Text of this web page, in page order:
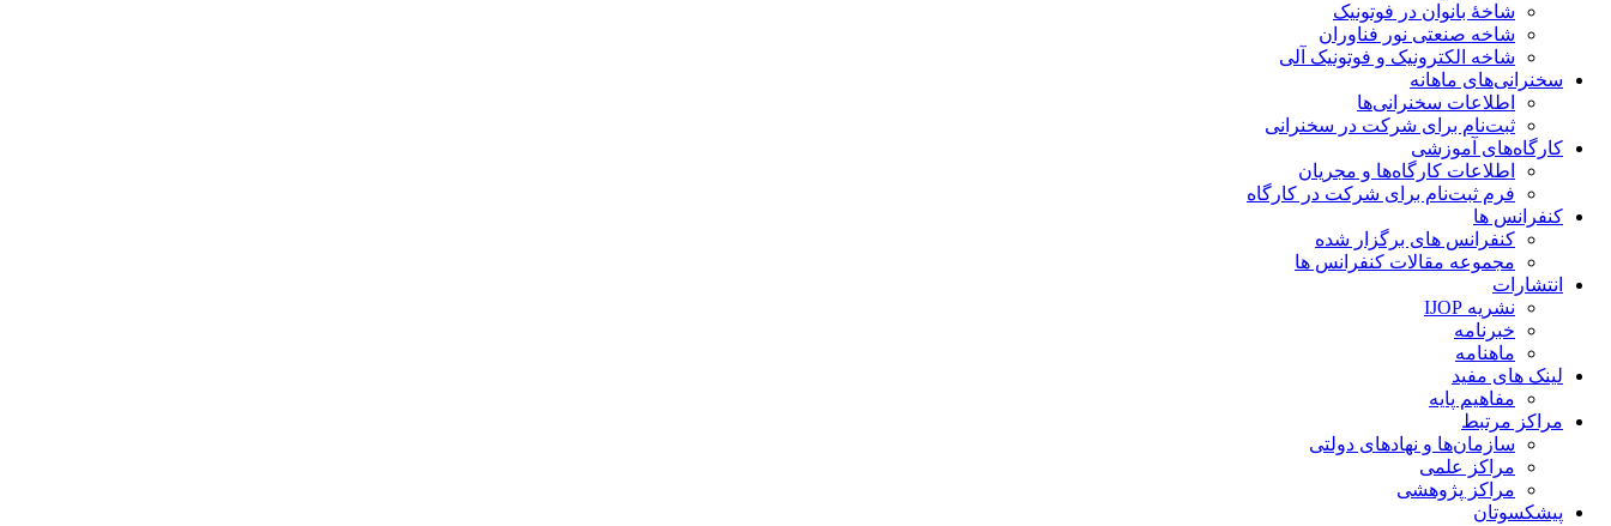
شاخۀ بانوان در فوتونیک
شاخه صنعتی نور فناوران
شاخه‌ الکترونیک و فوتونیک آلی
سخنرانی‌های ماهانه
اطلاعات سخنرانی‌‌ها
ثبت‌نام برای شرکت در سخنرانی
کارگاه‌های آموزشی
اطلاعات کارگاه‌ها و مجریان
فرم ثبت‌نام برای شرکت در کارگاه
کنفرانس ها
کنفرانس های برگزار شده
مجموعه مقالات کنفرانس ها
انتشارات
نشریه IJOP
خبرنامه
ماهنامه
لینک های مفید
مفاهیم پایه
مراکز مرتبط
سازمان‌ها و نهادهای دولتی
مراکز علمی
مراکز پژوهشی
پیشکسوتان